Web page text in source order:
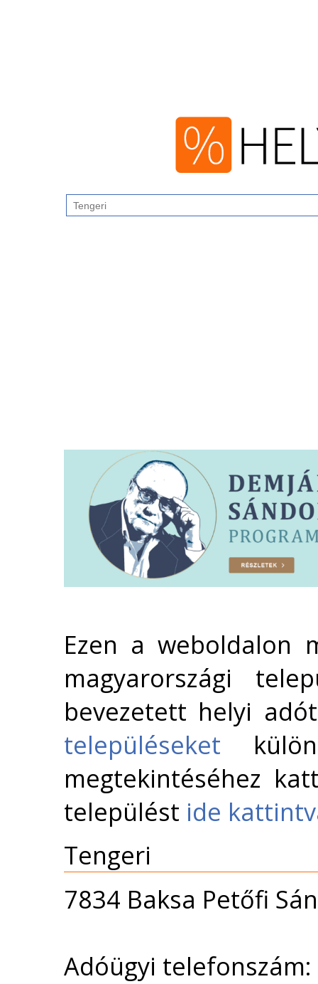
Ezen a weboldalon
magyarországi
bevezetett helyi
településeket
megtekintéséhez
települést ide
Tengeri
7834 Baksa Petőfi
Adóügyi